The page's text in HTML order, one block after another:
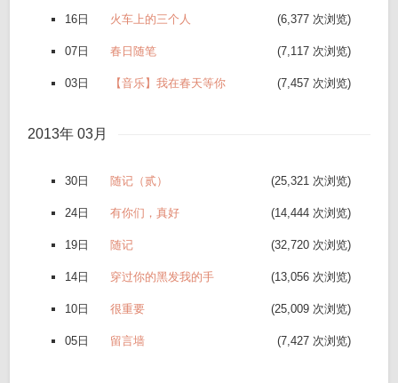
16日 火车上的三个人 (6,377 次浏览)
07日 春日随笔 (7,117 次浏览)
03日 【音乐】我在春天等你 (7,457 次浏览)
2013年 03月
30日 随记（贰） (25,321 次浏览)
24日 有你们，真好 (14,444 次浏览)
19日 随记 (32,720 次浏览)
14日 穿过你的黑发我的手 (13,056 次浏览)
10日 很重要 (25,009 次浏览)
05日 留言墙 (7,427 次浏览)